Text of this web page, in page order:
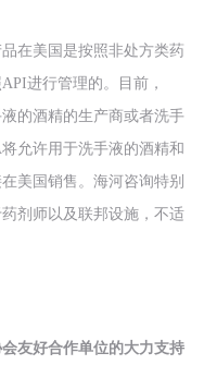
在美国是按照非处方类药
进行管理的。目前，
的酒精的生产商或者洗手
允许用于洗手液的酒精和
美国销售。海河咨询特别
剂师以及联邦设施，不适
友好合作单位的大力支持